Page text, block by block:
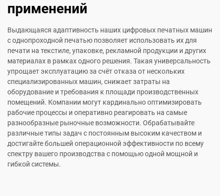
применений
Выдающаяся адаптивность наших цифровых печатных машин
с однопроходной печатью позволяет использовать их для
печати на текстиле, упаковке, рекламной продукции и других
материалах в рамках одного решения. Такая универсальность
упрощает эксплуатацию за счёт отказа от нескольких
специализированных машин, снижает затраты на
оборудование и требования к площади производственных
помещений. Компании могут кардинально оптимизировать
рабочие процессы и оперативно реагировать на самые
разнообразные рыночные возможности. Обрабатывайте
различные типы задач с постоянным высоким качеством и
достигайте большей операционной эффективности по всему
спектру вашего производства с помощью одной мощной и
гибкой системы.